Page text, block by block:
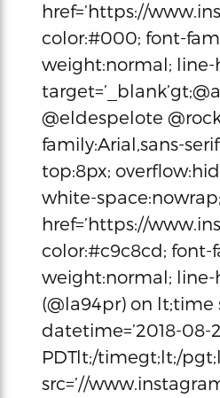
href=’https://
color:#000; font-
weight:normal; line-
@eldespelote
family:Arial,sans-
top:8px;
white-
href=’https://
color:#c9c8cd; font-
weight:normal; line-
(@la94pr) on lt;time
datetime=’2018-08-
PDTlt;/timegt;lt;/
src=’//